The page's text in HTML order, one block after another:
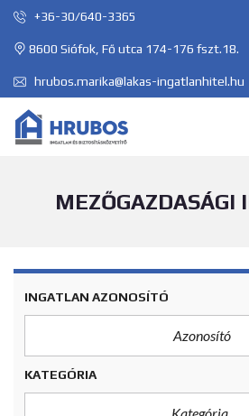
+36-30/640-3365
8600 Siófok, Fő utca 174-176 fszt.18.
hrubos.marika@lakas-ingatlanhitel.hu
MEZŐGAZDASÁGI
INGATLAN AZONOSÍTÓ
KATEGÓRIA